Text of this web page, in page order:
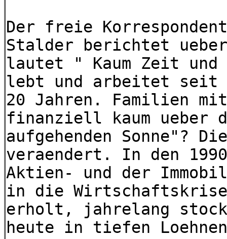
Der freie
Stalder berichtet
lautet " Kaum Zeit
lebt und arbeitet seit
20 Jahren. Familien
finanziell kaum ueber
aufgehenden Sonne"?
veraendert. In den
Aktien- und der
in die
erholt, jahrelang
heute in tiefen